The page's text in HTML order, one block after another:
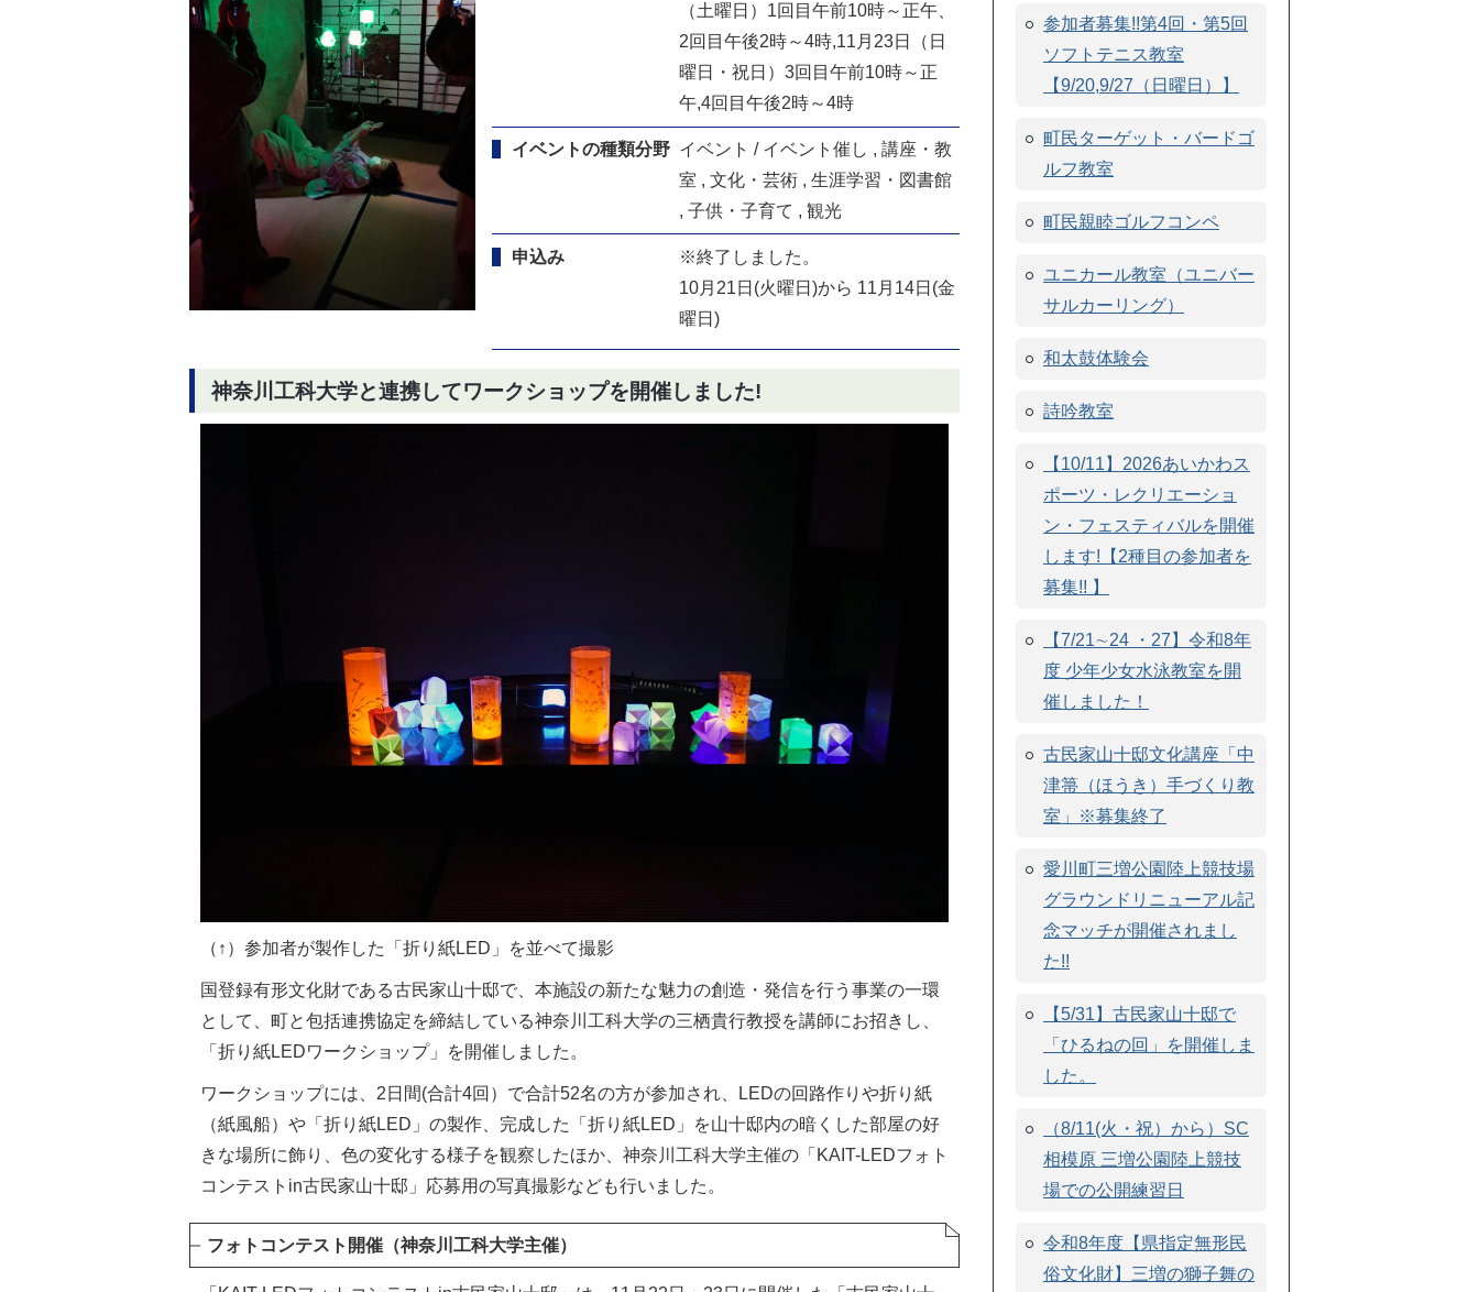
（土曜日）1回目午前10時～正午、
2回目午後2時～4時,11月23日（日
曜日・祝日）3回目午前10時～正
午,4回目午後2時～4時
イベントの種類分野 イベント / イベント催し , 講座・教
室 , 文化・芸術 , 生涯学習・図書館
, 子供・子育て , 観光
申込み
※終了しました。
10月21日(火曜日)から 11月14日(金
曜日)
神奈川工科大学と連携してワークショップを開催しました!
（↑）参加者が製作した「折り紙LED」を並べて撮影
国登録有形文化財である古民家山十邸で、本施設の新たな魅力の創造・発信を行う事業の一環
として、町と包括連携協定を締結している神奈川工科大学の三栖貴行教授を講師にお招きし、
「折り紙LEDワークショップ」を開催しました。
ワークショップには、2日間(合計4回）で合計52名の方が参加され、LEDの回路作りや折り紙
（紙風船）や「折り紙LED」の製作、完成した「折り紙LED」を山十邸内の暗くした部屋の好
きな場所に飾り、色の変化する様子を観察したほか、神奈川工科大学主催の「KAIT-LEDフォト
コンテストin古民家山十邸」応募用の写真撮影なども行いました。
フォトコンテスト開催（神奈川工科大学主催）
参加者募集!!第4回・第5回
ソフトテニス教室
【9/20,9/27（日曜日）】
町民ターゲット・バードゴ
ルフ教室
町民親睦ゴルフコンペ
ユニカール教室（ユニバー
サルカーリング）
和太鼓体験会
詩吟教室
【10/11】2026あいかわス
ポーツ・レクリエーショ
ン・フェスティバルを開催
します!【2種目の参加者を
募集!! 】
【7/21∼24 ・27】令和8年
度 少年少女水泳教室を開
催しました！
古民家山十邸文化講座「中
津箒（ほうき）手づくり教
室」※募集終了
愛川町三増公園陸上競技場
グラウンドリニューアル記
念マッチが開催されまし
た!!
【5/31】古民家山十邸で
「ひるねの回」を開催しま
した。
（8/11(火・祝）から）SC
相模原 三増公園陸上競技
場での公開練習日
令和8年度【県指定無形民
俗文化財】三増の獅子舞の